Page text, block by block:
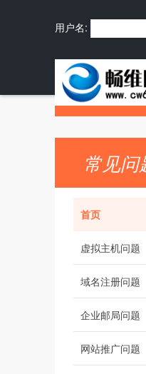
用户名:
常见问
首页
虚拟主机问题
域名注册问题
企业邮局问题
网站推广问题